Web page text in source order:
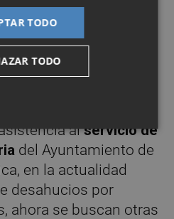
ante situaciones
Reolid.
pronuncia
(PAH)
alservicio de
del Ayuntamiento de
en la actualidad
desahucios por
ahora se buscan otras
TODO
TODO